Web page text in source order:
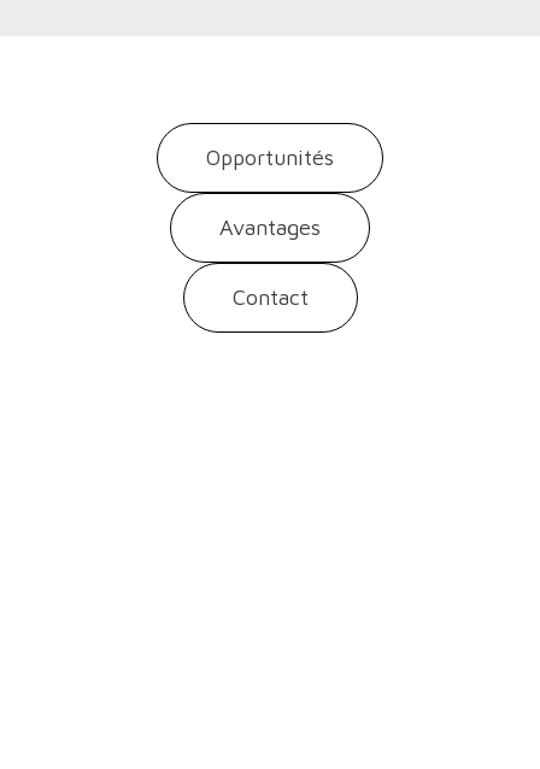
Opportunités
Avantages
Contact